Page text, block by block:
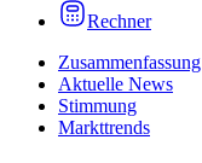
Rechner
Zusammenfassung
Aktuelle News
Stimmung
Markttrends